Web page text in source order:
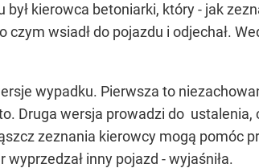
kierowca betoniarki, który - jak
wsiadł do pojazdu i odjechał.
wypadku. Pierwsza to
Druga wersja prowadzi do ustalenia,
zeznania kierowcy mogą pomóc
inny pojazd - wyjaśniła.